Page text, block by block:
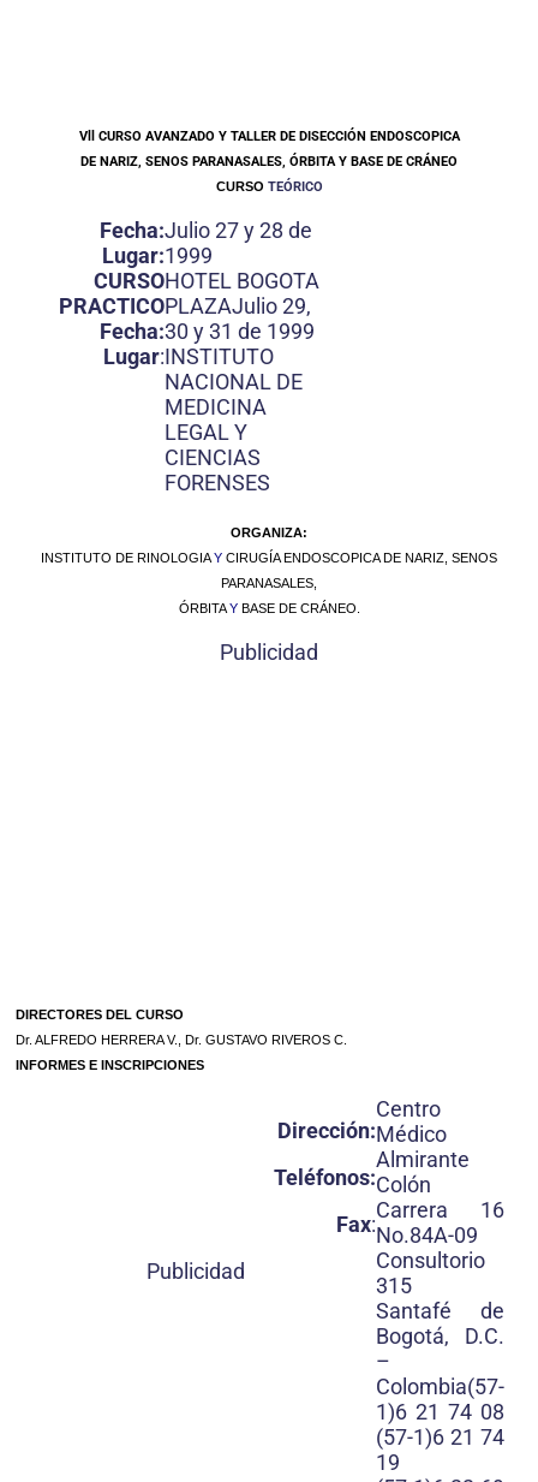
Vll CURSO AVANZADO Y TALLER DE DISECCIÓN ENDOSCOPICA
DE NARIZ, SENOS PARANASALES, ÓRBITA Y BASE DE CRÁNEO
CURSO TEÓRICO
Fecha:
Lugar:
CURSO
PRACTICO
Fecha:
Lugar:
Julio 27 y 28 de
1999
HOTEL BOGOTA
PLAZAJulio 29,
30 y 31 de 1999
INSTITUTO
NACIONAL DE
MEDICINA
LEGAL Y
CIENCIAS
FORENSES
ORGANIZA:
INSTITUTO DE RINOLOGIAY CIRUGÍA ENDOSCOPICA DE NARIZ, SENOS
PARANASALES,
ÓRBITAY BASE DE CRÁNEO.
Publicidad
DIRECTORES DEL CURSO
Dr. ALFREDO HERRERA V., Dr. GUSTAVO RIVEROS C.
INFORMES E INSCRIPCIONES
Dirección:
Teléfonos:
Fax:
Publicidad
Centro
Médico
Almirante
Colón
Carrera 16
No.84A-09
Consultorio
315
Santafé de
Bogotá, D.C.
–
Colombia(57-
1)6 21 74 08
(57-1)6 21 74
19